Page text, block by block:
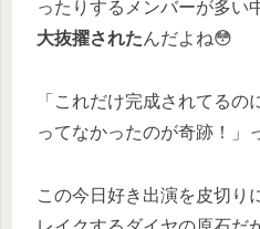
ったりするメンバーが多い
大抜擢されたんだよね😳
「これだけ完成されてる
ってなかったのが奇跡！」
この今日好き出演を皮切り